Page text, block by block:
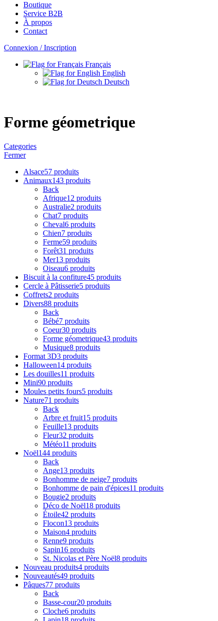
Boutique
Service B2B
À propos
Contact
Connexion / Inscription
Français
English
Deutsch
Forme géometrique
Categories
Fermer
Alsace57 produits
Animaux143 produits
Back
Afrique12 produits
Australie2 produits
Chat7 produits
Cheval6 produits
Chien7 produits
Ferme59 produits
Forêt31 produits
Mer13 produits
Oiseau6 produits
Biscuit à la confiture45 produits
Cercle à Pâtisserie5 produits
Coffrets2 produits
Divers88 produits
Back
Bébé7 produits
Coeur30 produits
Forme géometrique43 produits
Musique8 produits
Format 3D3 produits
Halloween14 produits
Les douilles11 produits
Mini90 produits
Moules petits fours5 produits
Nature71 produits
Back
Arbre et fruit15 produits
Feuille13 produits
Fleur32 produits
Météo11 produits
Noël144 produits
Back
Ange13 produits
Bonhomme de neige7 produits
Bonhomme de pain d'épices11 produits
Bougie2 produits
Déco de Noël18 produits
Étoile42 produits
Flocon13 produits
Maison4 produits
Renne9 produits
Sapin16 produits
St. Nicolas et Père Noël8 produits
Nouveau produits4 produits
Nouveautés49 produits
Pâques77 produits
Back
Basse-cour20 produits
Cloche6 produits